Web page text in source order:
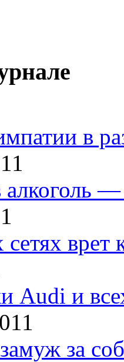
в
—
врет
Audi и
за